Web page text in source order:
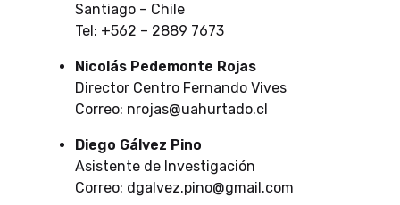
Santiago – Chile
Tel: +562 – 2889 7673
Nicolás Pedemonte Rojas
Director Centro Fernando Vives
Correo: nrojas@uahurtado.cl
Diego Gálvez Pino
Asistente de Investigación
Correo: dgalvez.pino@gmail.com